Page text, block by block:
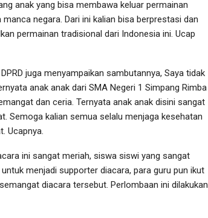
anak yang bisa membawa keluar permainan
manca negara. Dari ini kalian bisa berprestasi dan
permainan tradisional dari Indonesia ini. Ucap
juga menyampaikan sambutannya, Saya tidak
anak anak dari SMA Negeri 1 Simpang Rimba
dan ceria. Ternyata anak anak disini sangat
Semoga kalian semua selalu menjaga kesehatan
Ucapnya.
ini sangat meriah, siswa siswi yang sangat
menjadi supporter diacara, para guru pun ikut
diacara tersebut. Perlombaan ini dilakukan